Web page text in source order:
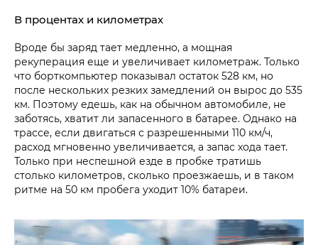
В процентах и километрах
Вроде бы заряд тает медленно, а мощная
рекуперация еще и увеличивает километраж. Только
что борткомпьютер показывал остаток 528 км, но
после нескольких резких замедлений он вырос до 535
км. Поэтому едешь, как на обычном автомобиле, не
заботясь, хватит ли запасенного в батарее. Однако на
трассе, если двигаться с разрешенными 110 км/ч,
расход мгновенно увеличивается, а запас хода тает.
Только при неспешной езде в пробке тратишь
столько километров, сколько проезжаешь, и в таком
ритме на 50 км пробега уходит 10% батареи.